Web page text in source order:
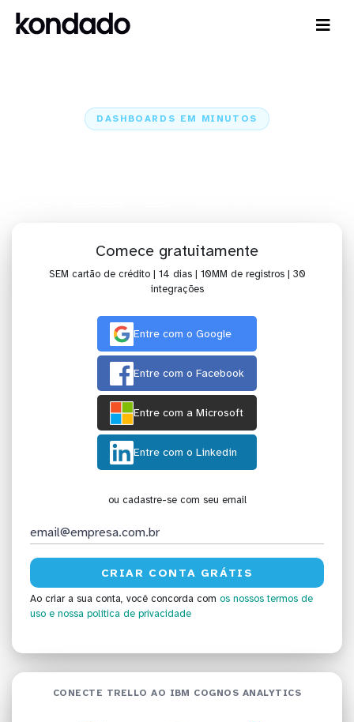
DASHBOARDS EM MINUTOS
Comece gratuitamente
SEM cartão de crédito | 14 dias | 10MM de registros | 30
integrações
Entre com o Google
Entre com o Facebook
Entre com a Microsoft
Entre com o Linkedin
ou cadastre-se com seu email
Ao criar a sua conta, você concorda com os nossos termos de
uso e nossa política de privacidade
CONECTE TRELLO AO IBM COGNOS ANALYTICS